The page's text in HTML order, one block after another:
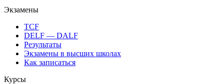
Экзамены
TCF
DELF — DALF
Результаты
Экзамены в высших школах
Как записаться
Курсы